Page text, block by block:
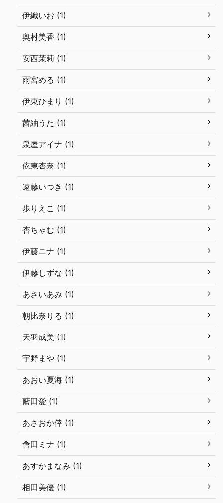
伊織いお (1)
奥村美香 (1)
安西茉莉 (1)
雨宮める (1)
伊東ひまり (1)
茜紬うた (1)
泉屋アイナ (1)
依東杏奈 (1)
遠藤いつき (1)
歩りえこ (1)
杏ちゃむ (1)
伊藤ニナ (1)
伊藤しずな (1)
あさいあみ (1)
朝比奈りる (1)
天羽成美 (1)
宇野まや (1)
あおい夏海 (1)
藍田愛 (1)
あさおか倖 (1)
會田ミナ (1)
あすかまなみ (1)
相田美優 (1)